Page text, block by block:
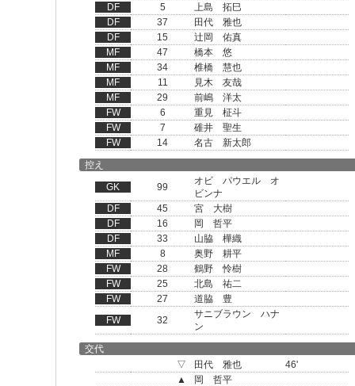
DF
5
上島 拓巳
DF
37
田代 雅也
DF
15
辻岡 佑真
MF
47
橋本 悠
MF
34
椎橋 慧也
MF
11
見木 友哉
MF
29
前嶋 洋太
FW
6
重見 柾斗
FW
7
碓井 聖生
FW
14
名古 新太郎
控え
GK
99
オビ パウエル オ
ビンナ
DF
45
宮 大樹
DF
16
岡 哲平
DF
33
山脇 樺織
MF
8
奥野 耕平
FW
28
鶴野 怜樹
FW
25
北島 祐二
FW
27
道脇 豊
FW
32
サニブラウン ハナ
ン
交代
▽
田代 雅也
46'
▲
岡 哲平